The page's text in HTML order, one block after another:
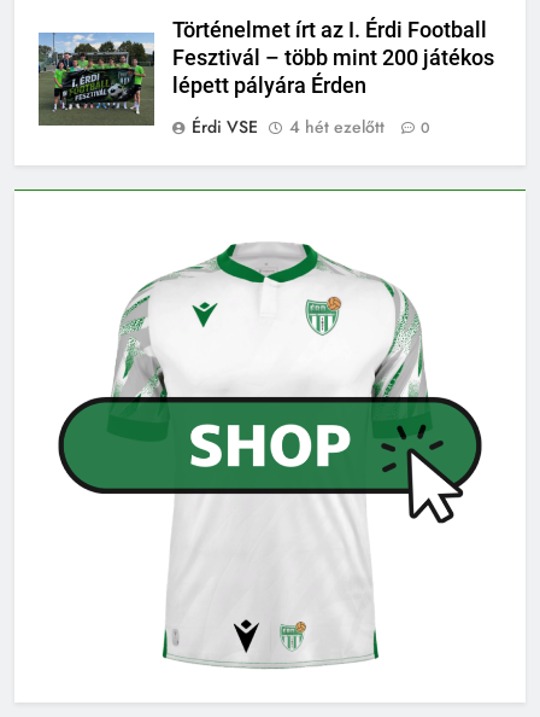
Történelmet írt az I. Érdi Football
Fesztivál – több mint 200 játékos
lépett pályára Érden
Érdi VSE
4 hét ezelőtt 0